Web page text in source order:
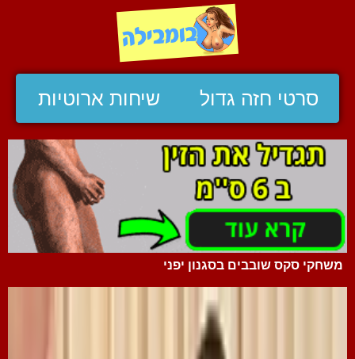
סרטי חזה גדול שיחות ארוטיות
משחקי סקס שובבים בסגנון יפני